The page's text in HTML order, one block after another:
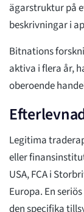
ägarstruktur på
beskrivningar i
Bitnations
aktiva i flera år,
oberoende
Legitima
eller
USA, FCA i
Europa. En